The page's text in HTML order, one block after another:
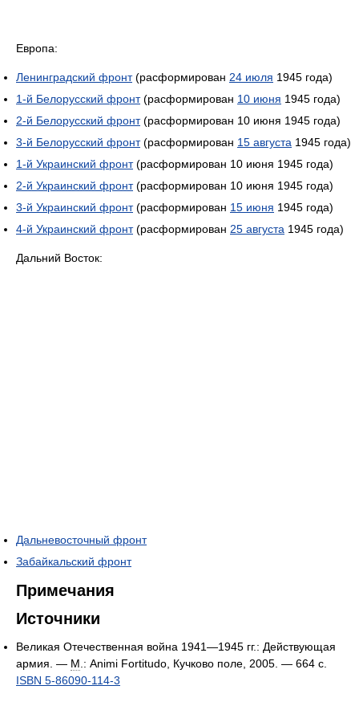
Европа:
Ленинградский фронт(расформирован 24 июля 1945 года)
1-й Белорусский фронт(расформирован 10 июня 1945 года)
2-й Белорусский фронт(расформирован 10 июня 1945 года)
3-й Белорусский фронт(расформирован 15 августа 1945 года)
1-й Украинский фронт(расформирован 10 июня 1945 года)
2-й Украинский фронт(расформирован 10 июня 1945 года)
3-й Украинский фронт(расформирован 15 июня 1945 года)
4-й Украинский фронт(расформирован 25 августа 1945 года)
Дальний Восток:
Дальневосточный фронт
Забайкальский фронт
Примечания
Источники
Великая Отечественная война 1941—1945 гг.: Действующая
армия. — М .: Animi Fortitudo, Кучково поле, 2005. — 664 с.
ISBN 5-86090-114-3